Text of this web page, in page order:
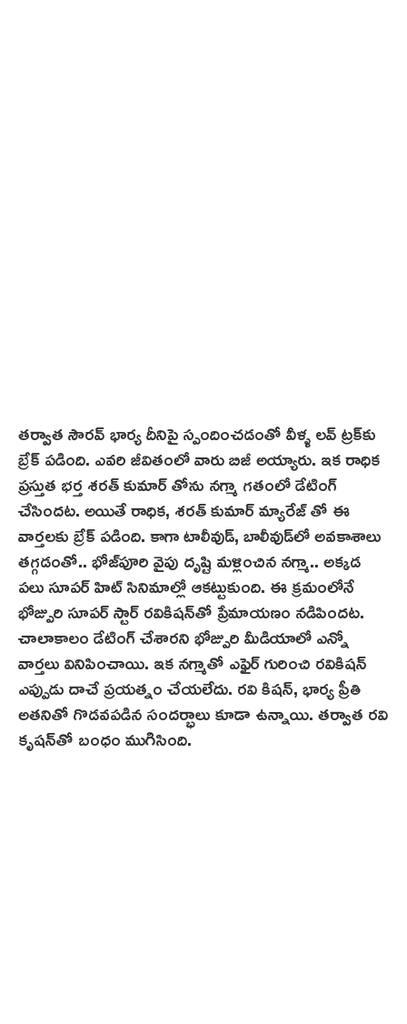
తర్వాత సౌరవ్ భార్య దీనిపై స్పందించడంతో వీళ్ళ లవ్ ట్రక్‌కు
బ్రేక్ పడింది. ఎవరి జీవితంలో వారు బిజీ అయ్యారు. ఇక రాధిక
ప్రస్తుత భర్త శరత్ కుమార్ తోను నగ్మా గతంలో డేటింగ్
చేసిందట‌. అయితే రాధిక, శరత్ కుమార్ మ్యారేజ్ తో ఈ
వార్తలకు బ్రేక్ పడింది. కాగా టాలీవుడ్, బాలీవుడ్‌లో అవకాశాలు
తగ్గడంతో.. భోజ్‌పూరి వైపు దృష్టి మళ్లించిన నగ్మా.. అక్కడ
పలు సూపర్ హిట్ సినిమాల్లో ఆకట్టుకుంది. ఈ క్రమంలోనే
భోజ్పురి సూపర్ స్టార్ రవికిషన్‌తో ప్రేమాయణం నడిపిందట.
చాలాకాలం డేటింగ్ చేశారని భోజ్పురి మీడియాలో ఎన్నో
వార్తలు వినిపించాయి. ఇక న‌గ్మాతో ఎఫైర్‌ గురించి రవికిషన్
ఎప్పుడు దాచే ప్రయత్నం చేయలేదు. రవి కిషన్, భార్య ప్రీతి
అతనితో గొడవపడిన సందర్భాలు కూడా ఉన్నాయి. తర్వాత రవి
కృషన్‌తో బంధం ముగిసింది.